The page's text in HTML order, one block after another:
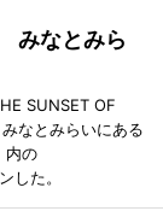
みなとみら
SUNSET OF
なとみらいにある
内の
した。